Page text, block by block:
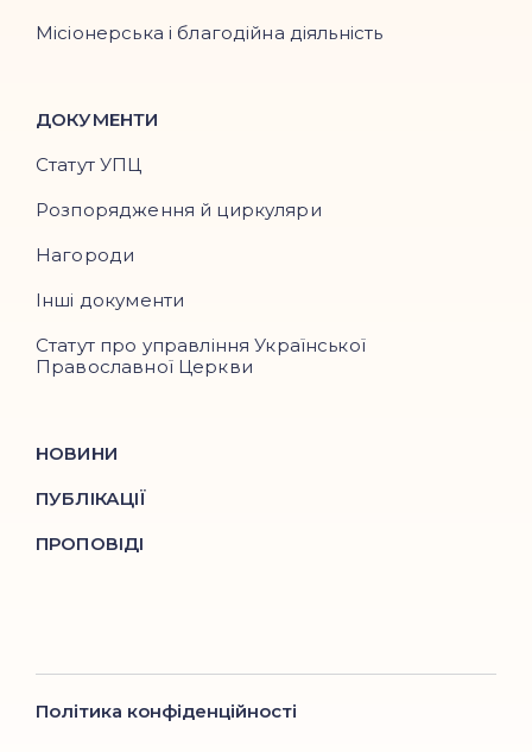
Місіонерська і благодійна діяльність
ДОКУМЕНТИ
Статут УПЦ
Розпорядження й циркуляри
Нагороди
Інші документи
Статут про управління Української
Православної Церкви
НОВИНИ
ПУБЛІКАЦІЇ
ПРОПОВІДІ
Політика конфіденційності